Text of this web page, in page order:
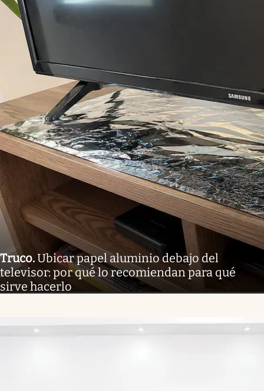
Truco.Ubicar papel aluminio debajo del
televisor: por qué lo recomiendan para qué
sirve hacerlo